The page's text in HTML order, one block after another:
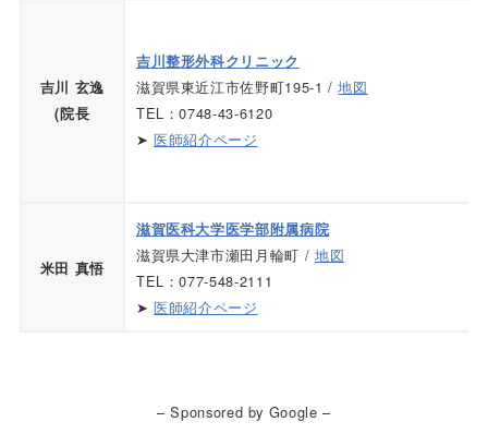
吉川 玄逸
(院長
吉川整形外科クリニック
滋賀県東近江市佐野町195-1 /地図
TEL：0748-43-6120
➤医師紹介ページ
米田 真悟
滋賀医科大学医学部附属病院
滋賀県大津市瀬田月輪町 / 地図
TEL：077-548-2111
➤医師紹介ページ
– Sponsored by Google –